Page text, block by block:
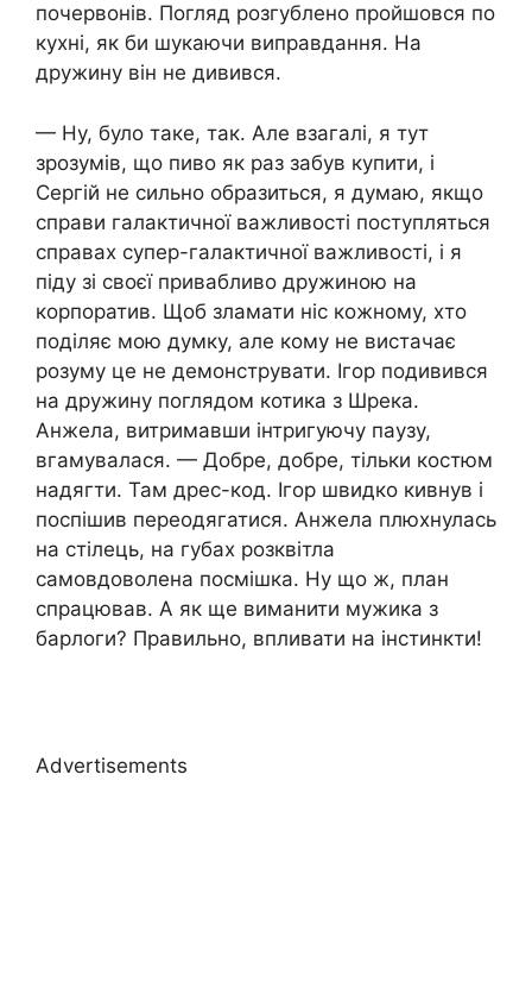
почервонів. Погляд розгублено пройшовся по
кухні, як би шукаючи виправдання. На
дружину він не дивився.
— Ну, було таке, так. Але взагалі, я тут
зрозумів, що пиво як раз забув купити, і
Сергій не сильно образиться, я думаю, якщо
справи галактичної важливості поступляться
справах супер-галактичної важливості, і я
піду зі своєї привабливо дружиною на
корпоратив. Щоб зламати ніс кожному, хто
поділяє мою думку, але кому не вистачає
розуму це не демонструвати. Ігор подивився
на дружину поглядом котика з Шрека.
Анжела, витримавши інтригуючу паузу,
вгамувалася. — Добре, добре, тільки костюм
надягти. Там дрес-код. Ігор швидко кивнув і
поспішив переодягатися. Анжела плюхнулась
на стілець, на губах розквітла
самовдоволена посмішка. Ну що ж, план
спрацював. А як ще виманити мужика з
барлоги? Правильно, впливати на інстинкти!
Advertisements